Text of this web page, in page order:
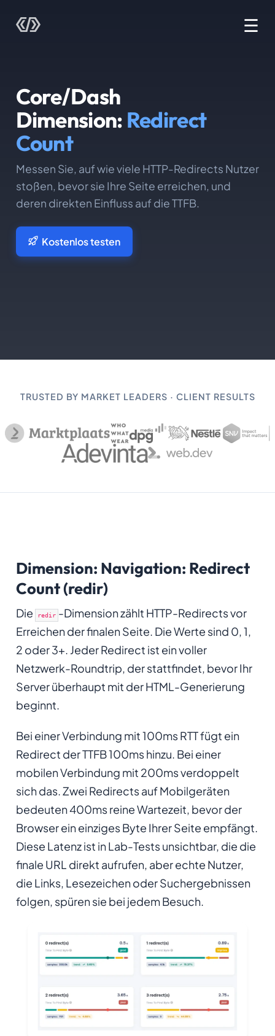
☰
Core/Dash
Dimension: Redirect
Count
Messen Sie, auf wie viele HTTP-Redirects Nutzer
stoßen, bevor sie Ihre Seite erreichen, und
deren direkten Einfluss auf die TTFB.
Kostenlos testen
TRUSTED BY MARKET LEADERS · CLIENT RESULTS
Dimension: Navigation: Redirect
Count (redir)
Die redir -Dimension zählt HTTP-Redirects vor
Erreichen der finalen Seite. Die Werte sind 0, 1,
2 oder 3+. Jeder Redirect ist ein voller
Netzwerk-Roundtrip, der stattfindet, bevor Ihr
Server überhaupt mit der HTML-Generierung
beginnt.
Bei einer Verbindung mit 100ms RTT fügt ein
Redirect der TTFB 100ms hinzu. Bei einer
mobilen Verbindung mit 200ms verdoppelt
sich das. Zwei Redirects auf Mobilgeräten
bedeuten 400ms reine Wartezeit, bevor der
Browser ein einziges Byte Ihrer Seite empfängt.
Diese Latenz ist in Lab-Tests unsichtbar, die die
finale URL direkt aufrufen, aber echte Nutzer,
die Links, Lesezeichen oder Suchergebnissen
folgen, spüren sie bei jedem Besuch.